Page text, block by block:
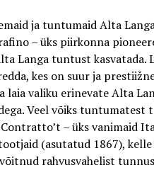
ja tuntumaid Alta
– üks piirkonna
Langa tuntust kasvatada.
kes on suur ja
laia valiku erinevate Alta
Veel võiks tuntumatest
– üks vanimaid
(asutatud 1867),
rahvusvahelist